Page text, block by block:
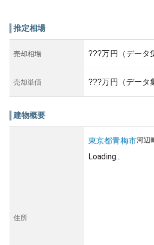
推定相場
売却相場 ???万円（データ
売却単価 ???万円（データ
建物概要
住所
東京都青梅市河辺
Loading...